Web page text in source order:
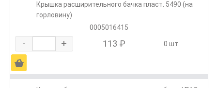
Крышка расширительного бачка пласт. 5490 (на
горловину)
0005016415
- + 113 ₽ 0 шт.
Ä